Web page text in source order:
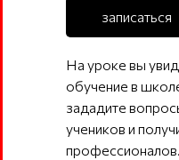
записаться
На уроке вы
обучение в
зададите
учеников и
профессионалов.